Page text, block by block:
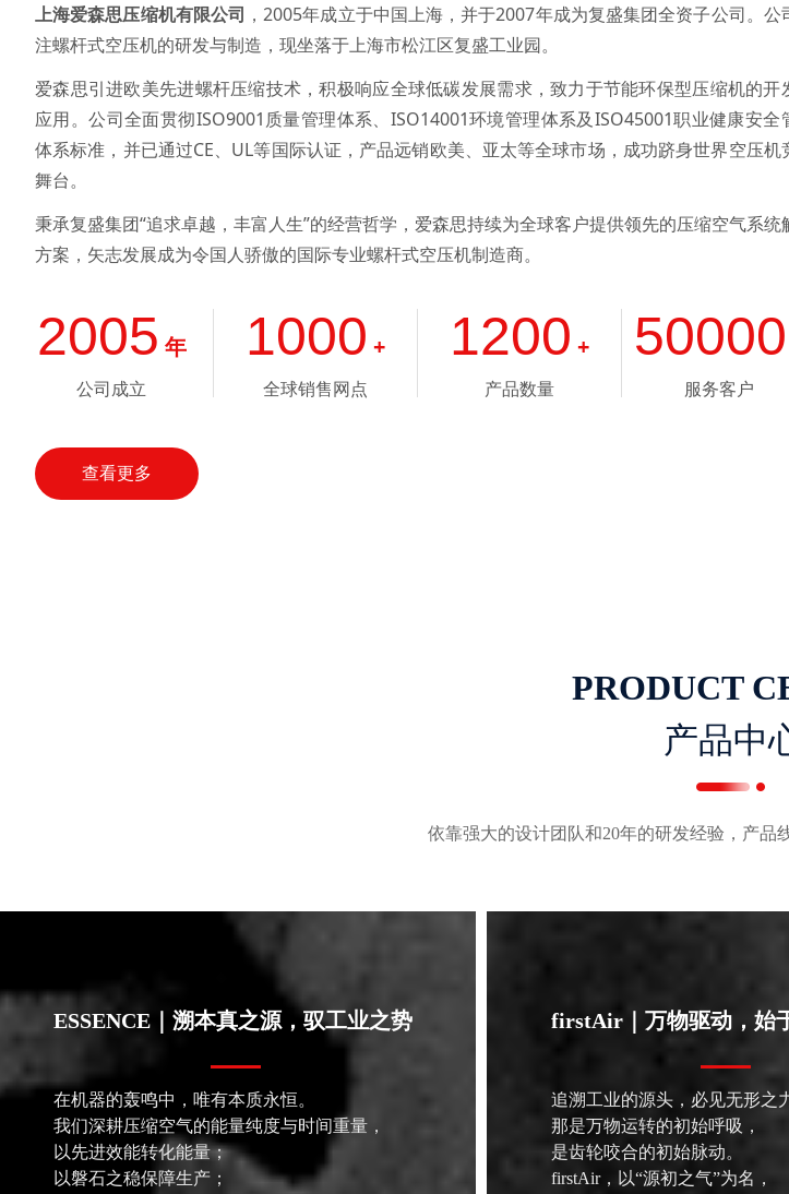
上海爱森思压缩机有限公司 ，2005年成立于中国上海，并于2007年成为复盛集团全资子公司。公
注螺杆式空压机的研发与制造，现坐落于上海市松江区复盛工业园。
爱森思引进欧美先进螺杆压缩技术，积极响应全球低碳发展需求，致力于节能环保型压缩机的开
应用。公司全面贯彻ISO9001质量管理体系、ISO14001环境管理体系及ISO45001职业健康安全
体系标准，并已通过CE、UL等国际认证，产品远销欧美、亚太等全球市场，成功跻身世界空压机
舞台。
秉承复盛集团“追求卓越，丰富人生”的经营哲学，爱森思持续为全球客户提供领先的压缩空气系统
方案，矢志发展成为令国人骄傲的国际专业螺杆式空压机制造商。
查看更多
2005 年
公司成立
1000 +
全球销售网点
1200 +
产品数量
50000
服务客户
PRODUCT
产品中
依靠强大的设计团队和20年的研发经验，产品
ESSENCE｜溯本真之源，驭工业之势
在机器的轰鸣中，唯有本质永恒。
我们深耕压缩空气的能量纯度与时间重量，
以先进效能转化能量；
以磐石之稳保障生产；
firstAir｜万物驱动，始
追溯工业的源头，必见无形之
那是万物运转的初始呼吸，
是齿轮咬合的初始脉动。
firstAir，以“源初之气”为名，